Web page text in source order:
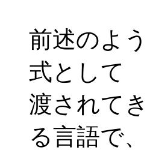
前述のよ
式として
渡されて
る言語で、